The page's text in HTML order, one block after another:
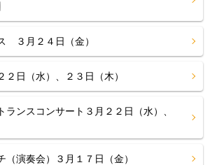
３月２４日（金）
日（水）、２３日（木）
ランスコンサート３月２２日（水）、
（演奏会）３月１７日（金）